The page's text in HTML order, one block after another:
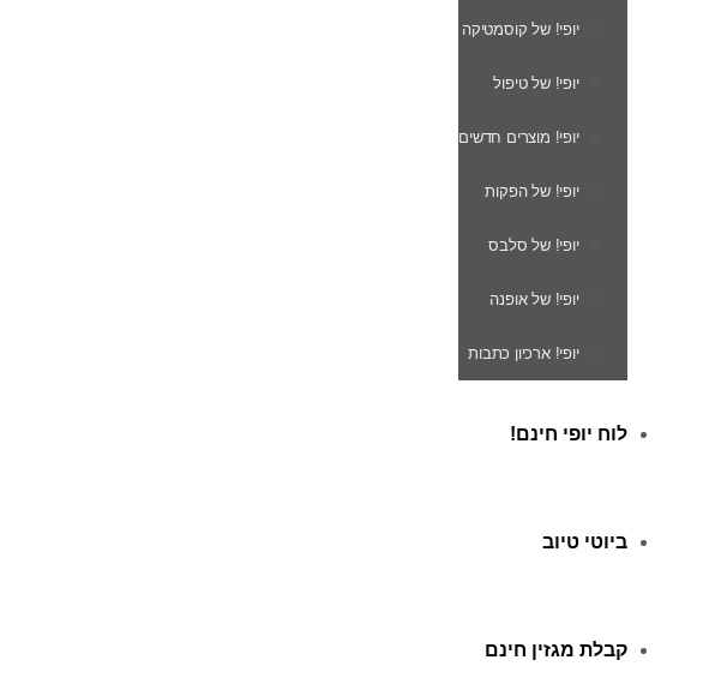
יופי! של קוסמטיקה
יופי! של טיפול
יופי! מוצרים חדשים
יופי! של הפקות
יופי! של סלבס
יופי! של אופנה
יופי! ארכיון כתבות
לוח יופי חינם!
ביוטי טיוב
קבלת מגזין חינם